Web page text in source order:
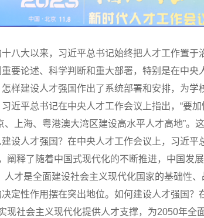
大以来，习近平总书记始终把人才工作置于
要论述、科学判断和重大部署，特别是在中央
样建设人才强国作出了系统部署和安排，为
近平总书记在中央人才工作会议上指出，“要
、上海、粤港澳大湾区建设高水平人才高地”。
设人才强国？在中央人才工作会议上，习近平
阐释了随着中国式现代化的不断推进，中国发
人才是全面建设社会主义现代化国家的基础性
定性作用摆在突出地位。如何建设人才强国
现社会主义现代化提供人才支撑，为2050年全